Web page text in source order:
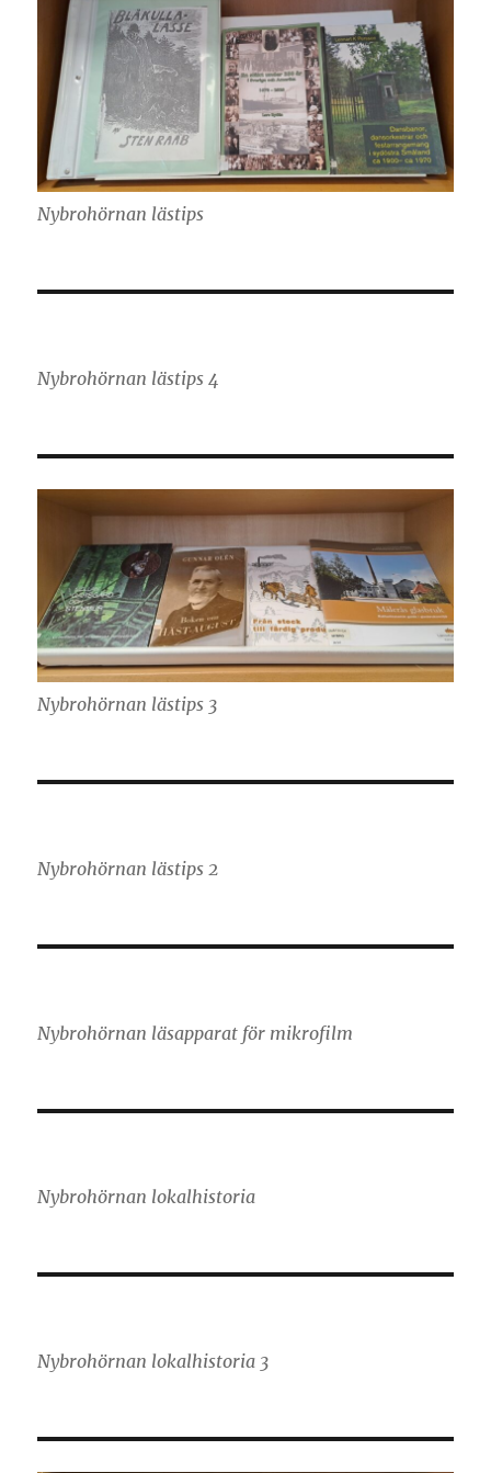
Nybrohörnan lästips
Nybrohörnan lästips 4
Nybrohörnan lästips 3
Nybrohörnan lästips 2
Nybrohörnan läsapparat för mikrofilm
Nybrohörnan lokalhistoria
Nybrohörnan lokalhistoria 3